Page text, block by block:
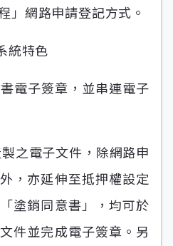
」網路申請登記方式。
統特色
電子簽章，並串連電子
電子文件，除網路申
，亦延伸至抵押權設定
塗銷同意書」，均可於
件並完成電子簽章。另